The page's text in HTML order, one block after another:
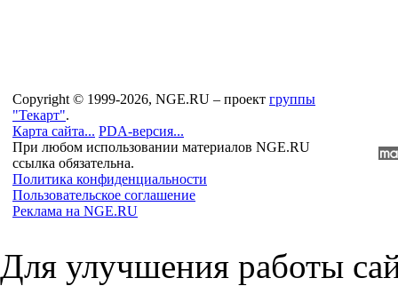
Copyright © 1999-2026, NGE.RU – проект группы
"Текарт".
Карта сайта... PDA-версия...
При любом использовании материалов NGE.RU
ссылка обязательна.
Политика конфиденциальности
Пользовательское соглашение
Реклама на NGE.RU
Для улучшения работы